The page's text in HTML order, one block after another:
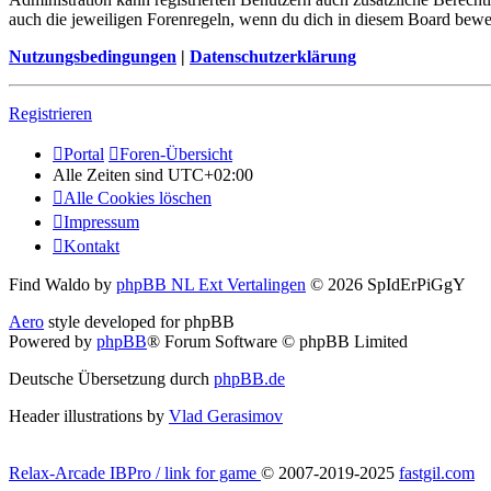
auch die jeweiligen Forenregeln, wenn du dich in diesem Board
Nutzungsbedingungen | Datenschutzerklärung
Registrieren
Portal
Foren-Übersicht
Alle Zeiten sind UTC+02:00
Alle Cookies löschen
Impressum
Kontakt
Find Waldo by phpBB NL Ext Vertalingen © 2026 SpIdErPiGgY
Aero style developed for phpBB
Powered by phpBB® Forum Software © phpBB Limited
Deutsche Übersetzung durch phpBB.de
Header illustrations by Vlad Gerasimov
Relax-Arcade IBPro / link for game © 2007-2019-2025 fastgil.com